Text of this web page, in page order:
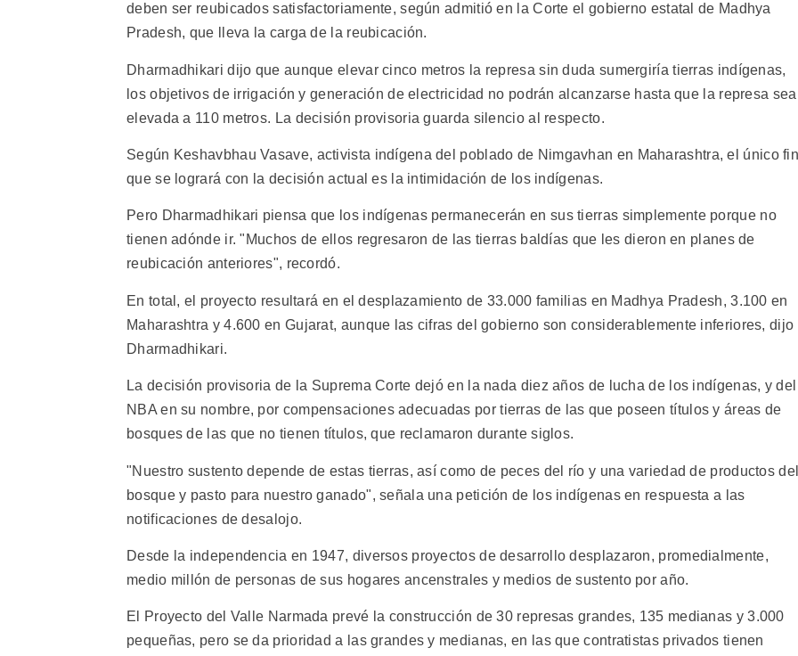
deben ser reubicados satisfactoriamente, según admitió en la Corte el gobierno estatal de Madhya
Pradesh, que lleva la carga de la reubicación.
Dharmadhikari dijo que aunque elevar cinco metros la represa sin duda sumergiría tierras indígenas,
los objetivos de irrigación y generación de electricidad no podrán alcanzarse hasta que la represa sea
elevada a 110 metros. La decisión provisoria guarda silencio al respecto.
Según Keshavbhau Vasave, activista indígena del poblado de Nimgavhan en Maharashtra, el único
que se logrará con la decisión actual es la intimidación de los indígenas.
Pero Dharmadhikari piensa que los indígenas permanecerán en sus tierras simplemente porque no
tienen adónde ir. "Muchos de ellos regresaron de las tierras baldías que les dieron en planes de
reubicación anteriores", recordó.
En total, el proyecto resultará en el desplazamiento de 33.000 familias en Madhya Pradesh, 3.100 en
Maharashtra y 4.600 en Gujarat, aunque las cifras del gobierno son considerablemente inferiores, dijo
Dharmadhikari.
La decisión provisoria de la Suprema Corte dejó en la nada diez años de lucha de los indígenas, y del
NBA en su nombre, por compensaciones adecuadas por tierras de las que poseen títulos y áreas de
bosques de las que no tienen títulos, que reclamaron durante siglos.
"Nuestro sustento depende de estas tierras, así como de peces del río y una variedad de productos
bosque y pasto para nuestro ganado", señala una petición de los indígenas en respuesta a las
notificaciones de desalojo.
Desde la independencia en 1947, diversos proyectos de desarrollo desplazaron, promedialmente,
medio millón de personas de sus hogares ancenstrales y medios de sustento por año.
El Proyecto del Valle Narmada prevé la construcción de 30 represas grandes, 135 medianas y 3.000
pequeñas, pero se da prioridad a las grandes y medianas, en las que contratistas privados tienen